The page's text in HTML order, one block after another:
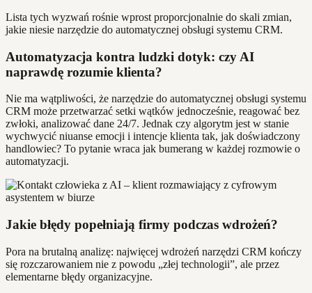
Lista tych wyzwań rośnie wprost proporcjonalnie do skali zmian,
jakie niesie narzędzie do automatycznej obsługi systemu CRM.
Automatyzacja kontra ludzki dotyk: czy AI
naprawdę rozumie klienta?
Nie ma wątpliwości, że narzędzie do automatycznej obsługi systemu
CRM może przetwarzać setki wątków jednocześnie, reagować bez
zwłoki, analizować dane 24/7. Jednak czy algorytm jest w stanie
wychwycić niuanse emocji i intencje klienta tak, jak doświadczony
handlowiec? To pytanie wraca jak bumerang w każdej rozmowie o
automatyzacji.
Jakie błędy popełniają firmy podczas wdrożeń?
Pora na brutalną analizę: najwięcej wdrożeń narzędzi CRM kończy
się rozczarowaniem nie z powodu „złej technologii”, ale przez
elementarne błędy organizacyjne.